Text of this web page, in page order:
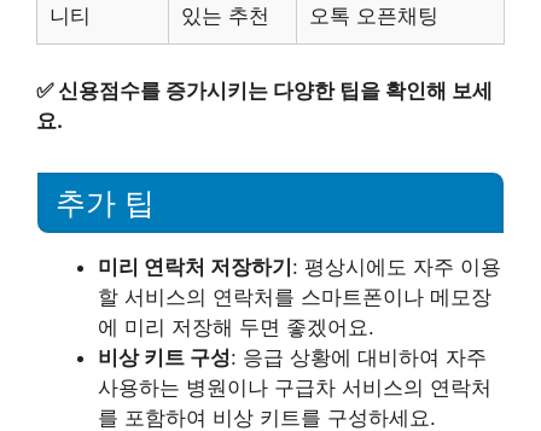
니티
있는 추천
오톡 오픈채팅
✅신용점수를 증가시키는 다양한 팁을 확인해 보세
요.
추가 팁
미리 연락처 저장하기: 평상시에도 자주 이용
할 서비스의 연락처를 스마트폰이나 메모장
에 미리 저장해 두면 좋겠어요.
비상 키트 구성: 응급 상황에 대비하여 자주
사용하는 병원이나 구급차 서비스의 연락처
를 포함하여 비상 키트를 구성하세요.